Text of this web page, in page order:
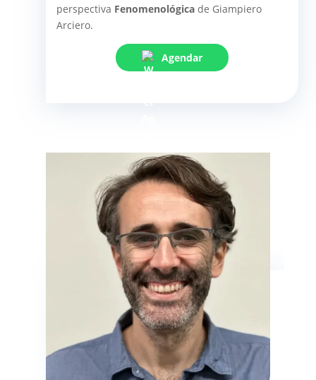
perspectiva Fenomenológicade Giampiero
Arciero.
Agendar